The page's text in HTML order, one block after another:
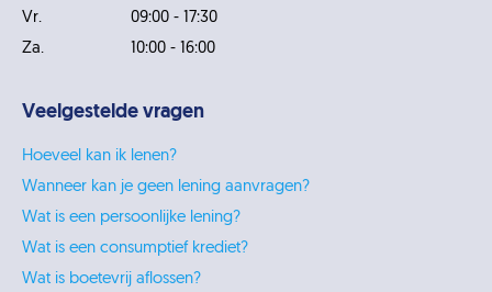
Vr.
09:00 - 17:30
Za.
10:00 - 16:00
Veelgestelde vragen
Hoeveel kan ik lenen?
Wanneer kan je geen lening aanvragen?
Wat is een persoonlijke lening?
Wat is een consumptief krediet?
Wat is boetevrij aflossen?